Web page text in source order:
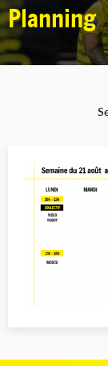
Planning